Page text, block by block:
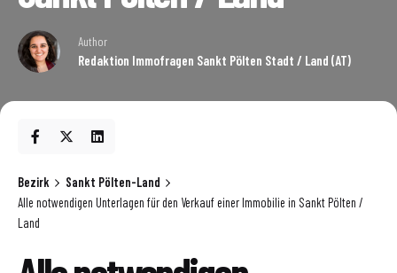
Author
Redaktion Immofragen Sankt Pölten Stadt / Land (AT)
Bezirk
Sankt Pölten-Land
Alle notwendigen Unterlagen für den Verkauf einer Immobilie in Sankt Pölten /
Land